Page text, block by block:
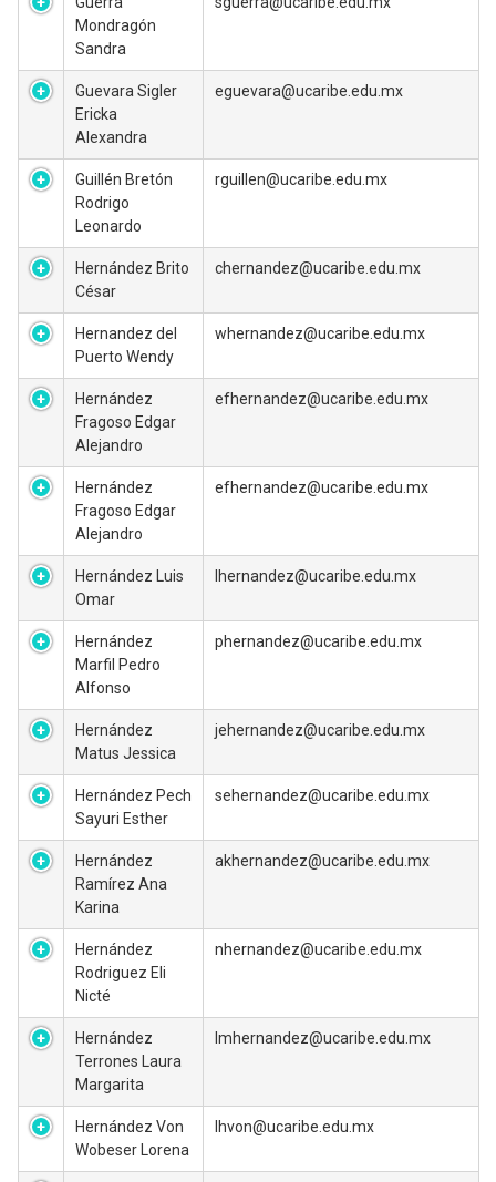
Mondragón
Sandra
Guevara Sigler
Ericka
Alexandra
eguevara@ucaribe.edu.mx
Guillén Bretón
Rodrigo
Leonardo
rguillen@ucaribe.edu.mx
Hernández Brito
César
chernandez@ucaribe.edu.mx
Hernandez del
Puerto Wendy
whernandez@ucaribe.edu.mx
Hernández
Fragoso Edgar
Alejandro
efhernandez@ucaribe.edu.mx
Hernández
Fragoso Edgar
Alejandro
efhernandez@ucaribe.edu.mx
Hernández Luis
Omar
lhernandez@ucaribe.edu.mx
Hernández
Marfil Pedro
Alfonso
phernandez@ucaribe.edu.mx
Hernández
Matus Jessica
jehernandez@ucaribe.edu.mx
Hernández Pech
Sayuri Esther
sehernandez@ucaribe.edu.mx
Hernández
Ramírez Ana
Karina
akhernandez@ucaribe.edu.mx
Hernández
Rodriguez Eli
Nicté
nhernandez@ucaribe.edu.mx
Hernández
Terrones Laura
Margarita
lmhernandez@ucaribe.edu.mx
Hernández Von
Wobeser Lorena
lhvon@ucaribe.edu.mx